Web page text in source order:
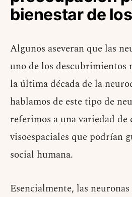
bienestar de
Algunos aseveran que las
uno de los descubrimientos
la última década de la
hablamos de este tipo de
referimos a una variedad de
visoespaciales que podrían
social humana.
Esencialmente, las neuronas